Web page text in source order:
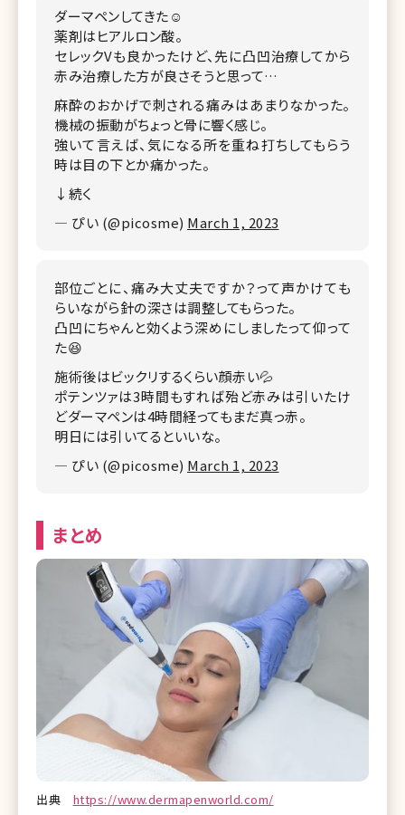
ダーマペンしてきた☺️
薬剤はヒアルロン酸。
セレックVも良かったけど、先に凸凹治療してから
赤み治療した方が良さそうと思って…
麻酔のおかげで刺される痛みはあまりなかった。
機械の振動がちょっと骨に響く感じ。
強いて言えば、気になる所を重ね打ちしてもらう
時は目の下とか痛かった。
↓続く
— ぴい (@picosme) March 1, 2023
部位ごとに、痛み大丈夫ですか？って声かけても
らいながら針の深さは調整してもらった。
凸凹にちゃんと効くよう深めにしましたって仰って
た😆
施術後はビックリするくらい顔赤い💦
ポテンツァは3時間もすれば殆ど赤みは引いたけ
どダーマペンは4時間経ってもまだ真っ赤。
明日には引いてるといいな。
— ぴい (@picosme) March 1, 2023
まとめ
出典 https://www.dermapenworld.com/